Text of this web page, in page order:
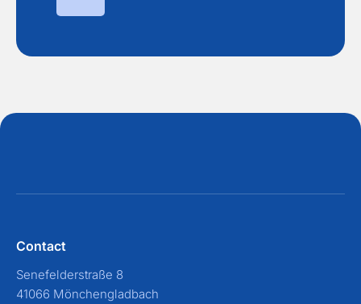
Contact
Senefelderstraße 8
41066 Mönchengladbach